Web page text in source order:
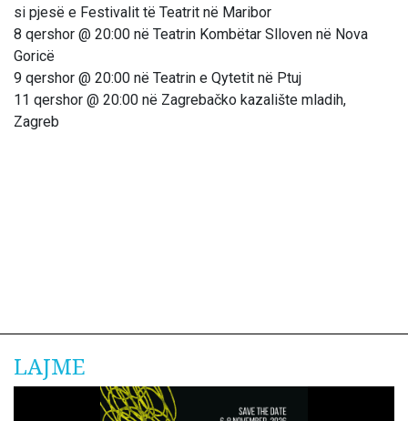
si pjesë e Festivalit të Teatrit në Maribor
8 qershor @ 20:00 në Teatrin Kombëtar Slloven në Nova
Goricë
9 qershor @ 20:00 në Teatrin e Qytetit në Ptuj
11 qershor @ 20:00 në Zagrebačko kazalište mladih,
Zagreb
LAJME